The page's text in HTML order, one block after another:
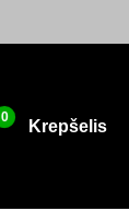
0
Krepšelis